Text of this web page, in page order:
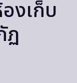
งเก็บ
ฏ